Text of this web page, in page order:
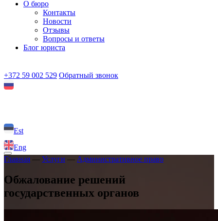
О бюро
Контакты
Новости
Отзывы
Вопросы и ответы
Блог юриста
+372 59 002 529 Обратный звонок
Est
Eng
Главная — Услуги — Административное право
Обжалование решений
государственных органов